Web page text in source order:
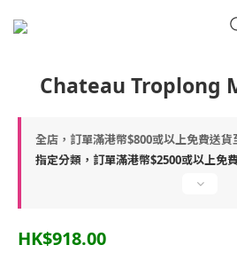
Chateau Troplong
全店，訂單滿港幣$800或以上免費送貨
指定分類，訂單滿港幣$2500或以上免
HK$918.00